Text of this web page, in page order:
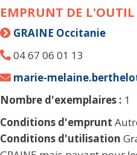
EMPRUNT DE L'OUTIL
GRAINE Occitanie
04 67 06 01 13
marie-
Nombre d'exemplaires : 1
Conditions d'emprunt
Conditions d'utilisation